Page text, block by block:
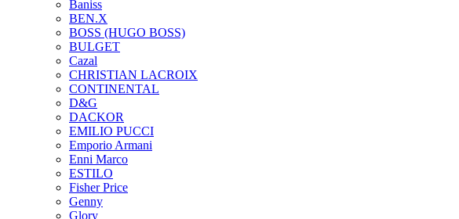
Baniss
BEN.X
BOSS (HUGO BOSS)
BULGET
Cazal
CHRISTIAN LACROIX
CONTINENTAL
D&G
DACKOR
EMILIO PUCCI
Emporio Armani
Enni Marco
ESTILO
Fisher Price
Genny
Glory